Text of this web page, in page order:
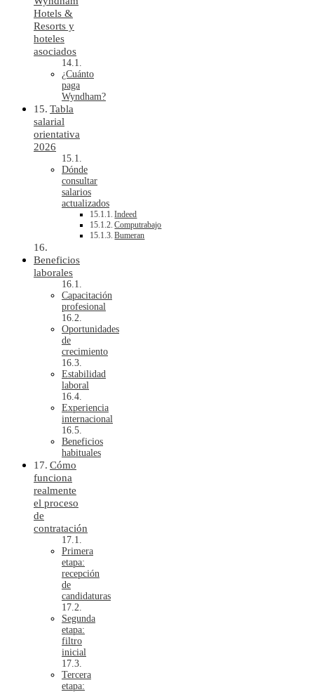
Hotels &
Resorts y
hoteles
asociados
¿Cuánto
paga
Wyndham?
Tabla
salarial
orientativa
2026
Dónde
consultar
salarios
actualizados
Indeed
Computrabajo
Bumeran
Beneficios
laborales
Capacitación
profesional
Oportunidades
de
crecimiento
Estabilidad
laboral
Experiencia
internacional
Beneficios
habituales
Cómo
funciona
realmente
el proceso
de
contratación
Primera
etapa:
recepción
de
candidaturas
Segunda
etapa:
filtro
inicial
Tercera
etapa: